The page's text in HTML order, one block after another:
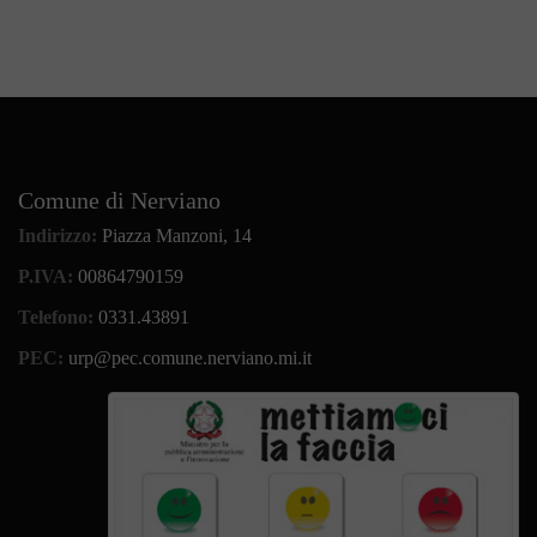
Comune di Nerviano
Indirizzo: Piazza Manzoni, 14
P.IVA: 00864790159
Telefono: 0331.43891
PEC: urp@pec.comune.nerviano.mi.it